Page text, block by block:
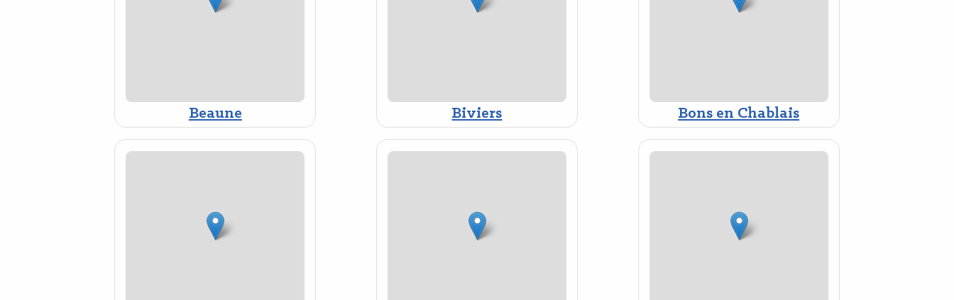
Beaune Biviers Bons en Chablais